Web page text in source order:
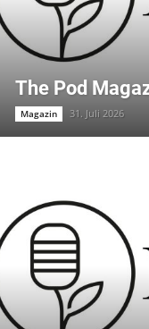
The Pod
Magazin 31. Juli 2026